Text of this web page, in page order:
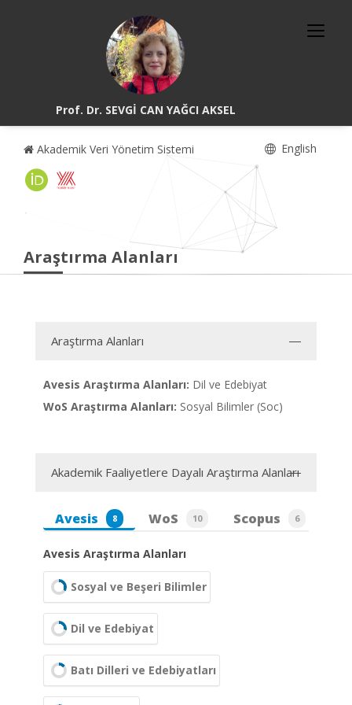
Prof. Dr. SEVGİ CAN YAĞCI AKSEL
Akademik Veri Yönetim Sistemi English
Araştırma Alanları
Araştırma Alanları
Avesis Araştırma Alanları: Dil ve Edebiyat
WoS Araştırma Alanları: Sosyal Bilimler (Soc)
Akademik Faaliyetlere Dayalı Araştırma Alanları
Avesis 8 WoS 10 Scopus 6
Avesis Araştırma Alanları
Sosyal ve Beşeri Bilimler
Dil ve Edebiyat
Batı Dilleri ve Edebiyatları